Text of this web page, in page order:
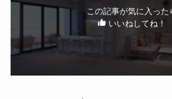
この記事が気に入った
いいねしてね！